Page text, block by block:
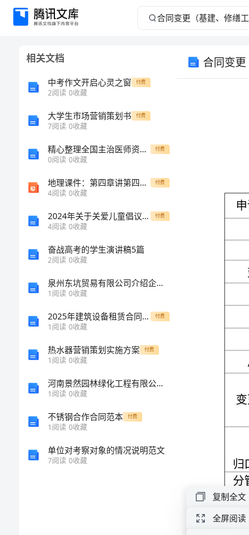
合
（基
建、
类）
相关文档
中考作文开启心灵之窗 付费
2阅读 0收藏
大学生市场营销策划书 付费
7阅读 0收藏
精心整理全国主治医师资格考试内部题库带精品答案 付费
0阅读 0收藏
地理课件：第四章讲第四节交通运输(中图版七下) 付费
4阅读 0收藏
2024年关于关爱儿童倡议书范文 付费
4阅读 0收藏
奋战高考的学生演讲稿5篇
2阅读 0收藏
泉州东坑贸易有限公司介绍企业发展分析报告
1阅读 0收藏
2025年建筑设备租赁合同规范示例文本 付费
1阅读 0收藏
热水器营销策划实施方案 付费
1阅读 0收藏
河南景然园林绿化工程有限公司介绍企业发展分析报告
1阅读 0收藏
不锈钢合作合同范本 付费
1阅读 0收藏
单位对考察对象的情况说明范文
7阅读 0收藏
合同变
复制全文
全屏阅读